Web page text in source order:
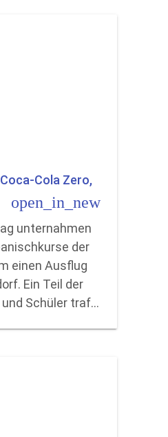
Cola Zero,
open_in_new
unternahmen
der
einen Ausflug
Ein Teil der
Schüler traf…